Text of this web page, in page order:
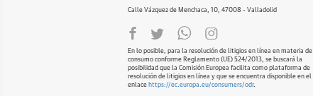
Calle Vázquez de Menchaca, 10, 47008 - Valladolid
En lo posible, para la resolución de litigios en línea en materia de
consumo conforme Reglamento (UE) 524/2013, se buscará la
posibilidad que la Comisión Europea facilita como plataforma de
resolución de litigios en línea y que se encuentra disponible en el
enlace https://ec.europa.eu/consumers/odr.